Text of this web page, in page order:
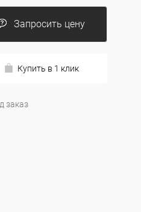
Запросить цену
Купить в 1 клик
заказ